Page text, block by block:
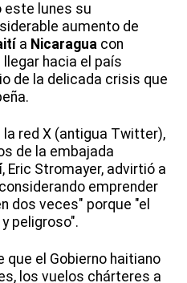
este lunes su
aumento de
a Nicaragua con
hacia el país
de la delicada crisis que
la red X (antigua Twitter),
de la embajada
, Eric Stromayer, advirtió a
emprender
dos veces" porque "el
peligroso".
que el Gobierno haitiano
los vuelos chárteres a